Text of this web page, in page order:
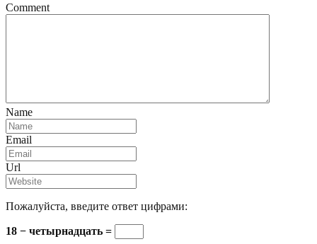
Comment
Name
Email
Url
Пожалуйста, введите ответ цифрами:
18 − четырнадцать =